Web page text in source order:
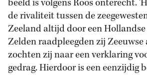
beeld is volgens Roos onterecht.
de rivaliteit tussen de
Zeeland altijd door een
Zelden raadpleegden zij Zeeuwse
zochten zij naar een verklaring
gedrag. Hierdoor is een eenzijdig